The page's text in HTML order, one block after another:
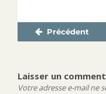
NavigationPrécédent
Publication
Laisser un
Votre adresse e-mail ne